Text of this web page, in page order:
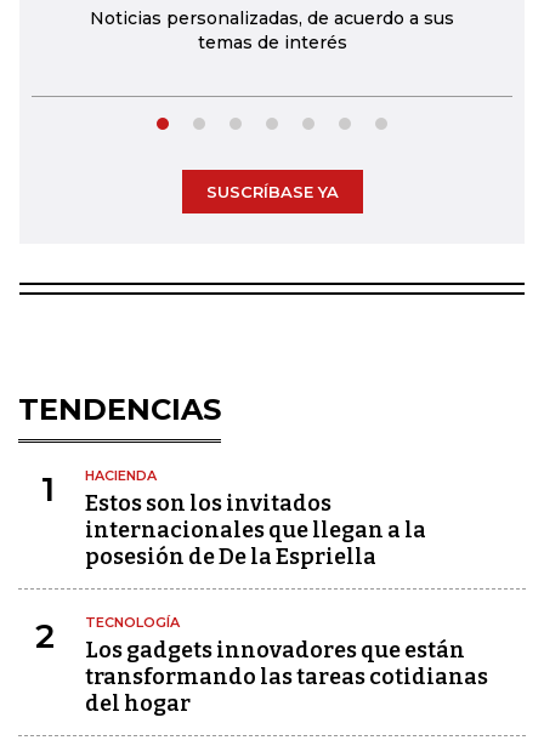
Noticias personalizadas, de acuerdo a sus
temas de interés
SUSCRÍBASE YA
TENDENCIAS
1 HACIENDA
Estos son los invitados
internacionales que llegan a la
posesión de De la Espriella
2 TECNOLOGÍA
Los gadgets innovadores que están
transformando las tareas cotidianas
del hogar